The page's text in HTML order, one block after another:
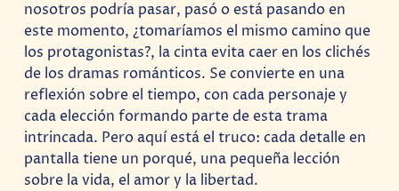
nosotros podría pasar, pasó o está pasando en
este momento, ¿tomaríamos el mismo camino que
los protagonistas?, la cinta evita caer en los clichés
de los dramas románticos. Se convierte en una
reflexión sobre el tiempo, con cada personaje y
cada elección formando parte de esta trama
intrincada. Pero aquí está el truco: cada detalle en
pantalla tiene un porqué, una pequeña lección
sobre la vida, el amor y la libertad.